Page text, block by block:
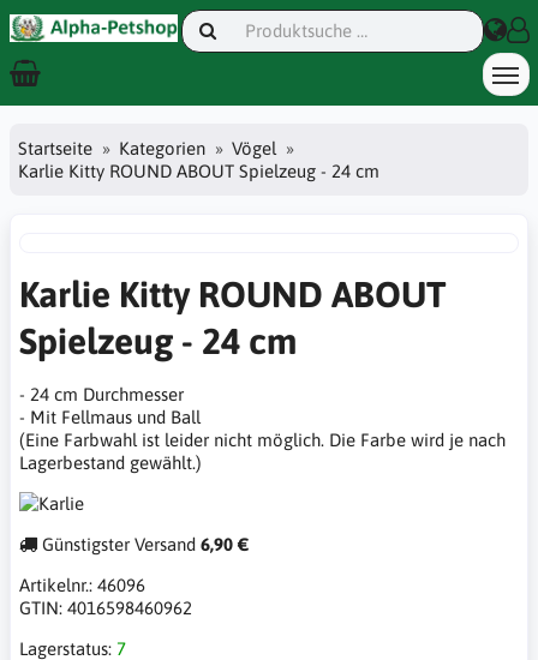
Startseite Kategorien
Vögel
Karlie Kitty ROUND ABOUT Spielzeug - 24 cm
Karlie Kitty ROUND ABOUT
Spielzeug - 24 cm
- 24 cm Durchmesser
- Mit Fellmaus und Ball
(Eine Farbwahl ist leider nicht möglich. Die Farbe wird je nach
Lagerbestand gewählt.)
Günstigster Versand 6,90 €
Artikelnr.: 46096
GTIN: 4016598460962
Lagerstatus: 7